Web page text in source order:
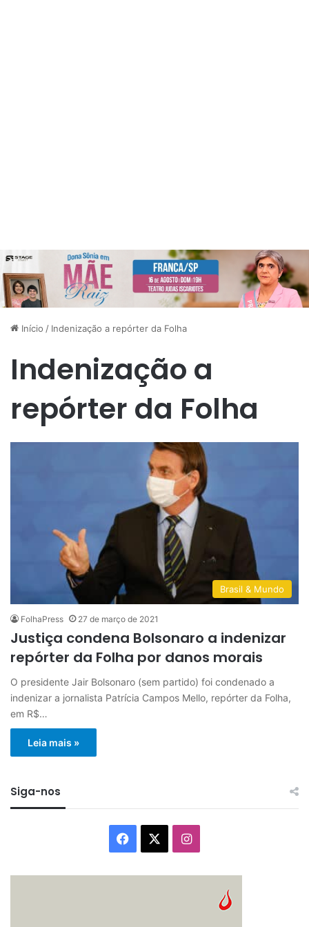
Início / Indenização a repórter da Folha
Indenização a
repórter da Folha
Brasil & Mundo
FolhaPress 27 de março de 2021
Justiça condena Bolsonaro a indenizar
repórter da Folha por danos morais
O presidente Jair Bolsonaro (sem partido) foi condenado a
indenizar a jornalista Patrícia Campos Mello, repórter da Folha,
em R$…
Leia mais »
Siga-nos
Facebook Instagram